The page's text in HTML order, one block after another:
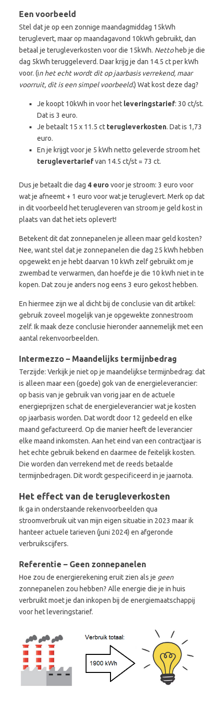
Een voorbeeld
Stel dat je op een zonnige maandagmiddag 15kWh
teruglevert, maar op maandagavond 10kWh gebruikt, dan
betaal je terugleverkosten voor die 15kWh. Nettoheb je die
dag 5kWh teruggeleverd. Daar krijg je dan 14.5 ct per kWh
voor. (in het echt wordt dit op jaarbasis verrekend, maar
voorruit, dit is een simpel voorbeeld.) Wat kost deze dag?
Je koopt 10kWh in voor het leveringstarief: 30 ct/st.
Dat is 3 euro.
Je betaalt 15 x 11.5 ct terugleverkosten. Dat is 1,73
euro.
En je krijgt voor je 5 kWh netto geleverde stroom het
teruglevertariefvan 14.5 ct/st = 73 ct.
Dus je betaalt die dag 4 euro voor je stroom: 3 euro voor
wat je afneemt + 1 euro voor wat je teruglevert. Merk op dat
in dit voorbeeld het terugleveren van stroom je geld kost in
plaats van dat het iets oplevert!
Betekent dit dat zonnepanelen je alleen maar geld kosten?
Nee, want stel dat je zonnepanelen die dag 25 kWh hebben
opgewekt en je hebt daarvan 10 kWh zelf gebruikt om je
zwembad te verwarmen, dan hoefde je die 10 kWh niet in te
kopen. Dat zou je anders nog eens 3 euro gekost hebben.
En hiermee zijn we al dicht bij de conclusie van dit artikel:
gebruik zoveel mogelijk van je opgewekte zonnestroom
zelf. Ik maak deze conclusie hieronder aannemelijk met een
aantal rekenvoorbeelden.
Intermezzo – Maandelijks termijnbedrag
Terzijde: Verkijk je niet op je maandelijkse termijnbedrag: dat
is alleen maar een (goede) gok van de energieleverancier:
op basis van je gebruik van vorig jaar en de actuele
energieprijzen schat de energieleverancier wat je kosten
op jaarbasis worden. Dat wordt door 12 gedeeld en elke
maand gefactureerd. Op die manier heeft de leverancier
elke maand inkomsten. Aan het eind van een contractjaar is
het echte gebruik bekend en daarmee de feitelijk kosten.
Die worden dan verrekend met de reeds betaalde
termijnbedragen. Dit wordt gespecificeerd in je jaarnota.
Het effect van de terugleverkosten
Ik ga in onderstaande rekenvoorbeelden qua
stroomverbruik uit van mijn eigen situatie in 2023 maar ik
hanteer actuele tarieven (juni 2024) en afgeronde
verbruikscijfers.
Referentie – Geen zonnepanelen
Hoe zou de energierekening eruit zien als je geen
zonnepanelen zou hebben? Alle energie die je in huis
verbruikt moet je dan inkopen bij de energiemaatschappij
voor het leveringstarief.